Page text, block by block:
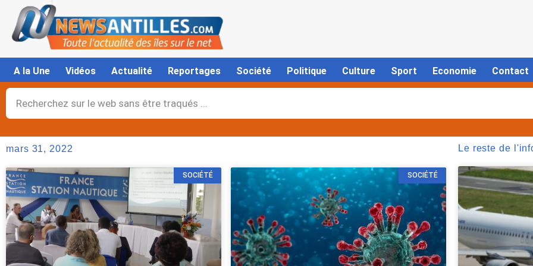
contenu
A la Une Vidéos Actualité Reportages Société Politique Culture Sport Economie Contact
Rechercher
mars 31, 2022
SOCIÉTÉ SOCIÉTÉ
Le reste de